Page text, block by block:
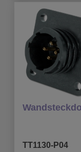
TT1130-P04